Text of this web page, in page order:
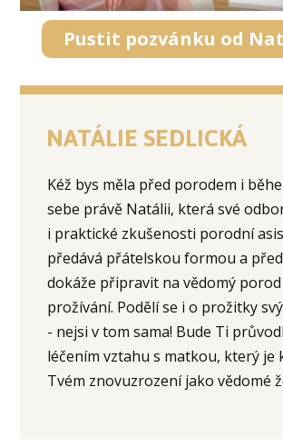
Pustit pozvánku od
NATÁLIE SEDLICKÁ
Kéž bys měla před porodem i
sebe právě Natálii, která své
i praktické zkušenosti porodní
předává přátelskou formou a
dokáže připravit na vědomý
prožívání. Podělí se i o prožitky
- nejsi v tom sama! Bude Ti
léčením vztahu s matkou, který je
Tvém znovuzrození jako vědomé